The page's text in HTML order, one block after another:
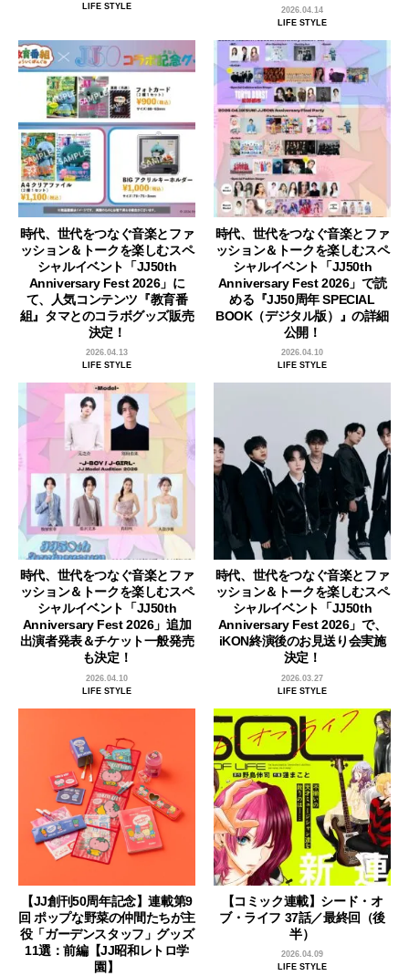
LIFE STYLE
2026.04.14
LIFE STYLE
時代、世代をつなぐ音楽とファ
ッション＆トークを楽しむスペ
シャルイベント「JJ50th
Anniversary Fest 2026」に
て、人気コンテンツ『教育番
組』タマとのコラボグッズ販売
決定！
2026.04.13
LIFE STYLE
時代、世代をつなぐ音楽とファ
ッション＆トークを楽しむスペ
シャルイベント「JJ50th
Anniversary Fest 2026」で読
める『JJ50周年 SPECIAL
BOOK（デジタル版）』の詳細
公開！
2026.04.10
LIFE STYLE
時代、世代をつなぐ音楽とファ
ッション＆トークを楽しむスペ
シャルイベント「JJ50th
Anniversary Fest 2026」追加
出演者発表＆チケット一般発売
も決定！
2026.04.10
LIFE STYLE
時代、世代をつなぐ音楽とファ
ッション＆トークを楽しむスペ
シャルイベント「JJ50th
Anniversary Fest 2026」で、
iKON終演後のお見送り会実施
決定！
2026.03.27
LIFE STYLE
【JJ創刊50周年記念】連載第9
回 ポップな野菜の仲間たちが主
役「ガーデンスタッフ」グッズ
11選：前編【JJ昭和レトロ学
園】
【コミック連載】シード・オ
ブ・ライフ 37話／最終回（後
半）
2026.04.09
LIFE STYLE